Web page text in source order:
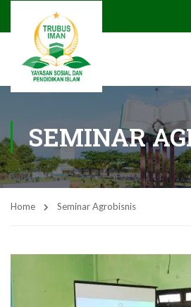
SEMINAR
Home Seminar Agrobisnis